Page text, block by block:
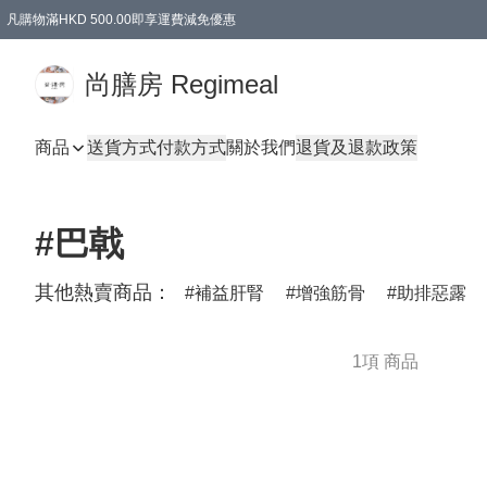
凡購物滿HKD 500.00即享運費減免優惠
尚膳房 Regimeal
商品 送貨方式付款方式關於我們退貨及退款政策
#巴戟
其他熱賣商品： 補益肝腎 增強筋骨 助排惡露
1項 商品